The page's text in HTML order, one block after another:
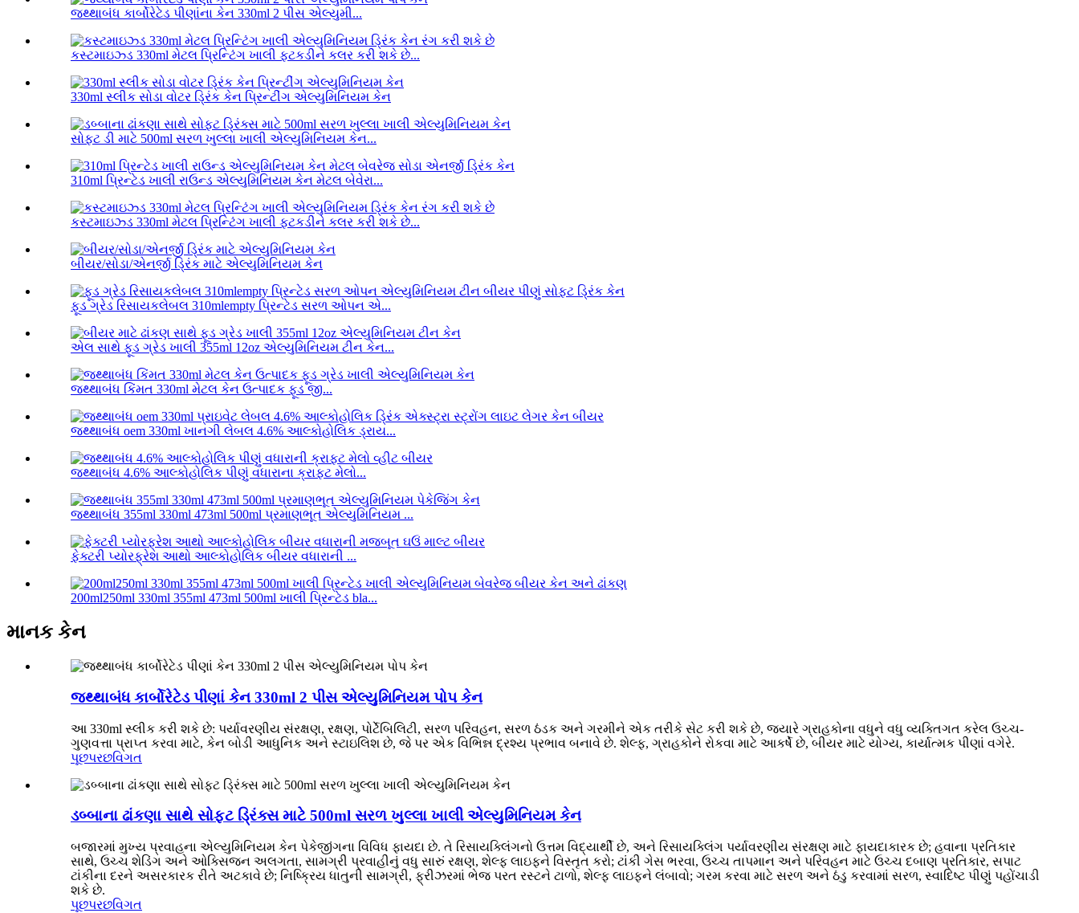
જથ્થાબંધ કાર્બોરેટેડ પીણાંના કેન 330ml 2 પીસ એલ્યુમી...
કસ્ટમાઇઝ્ડ 330ml મેટલ પ્રિન્ટિંગ ખાલી ફટકડીને કલર કરી શકે છે...
330ml સ્લીક સોડા વોટર ડ્રિંક કેન પ્રિન્ટીંગ એલ્યુમિનિયમ કેન
સોફ્ટ ડી માટે 500ml સરળ ખુલ્લા ખાલી એલ્યુમિનિયમ કેન...
310ml પ્રિન્ટેડ ખાલી રાઉન્ડ એલ્યુમિનિયમ કેન મેટલ બેવેરા...
કસ્ટમાઇઝ્ડ 330ml મેટલ પ્રિન્ટિંગ ખાલી ફટકડીને કલર કરી શકે છે...
બીયર/સોડા/એનર્જી ડ્રિંક માટે એલ્યુમિનિયમ કેન
ફૂડ ગ્રેડ રિસાયકલેબલ 310mlempty પ્રિન્ટેડ સરળ ઓપન એ...
એલ સાથે ફૂડ ગ્રેડ ખાલી 355ml 12oz એલ્યુમિનિયમ ટીન કેન...
જથ્થાબંધ કિંમત 330ml મેટલ કેન ઉત્પાદક ફૂડ જી...
જથ્થાબંધ oem 330ml ખાનગી લેબલ 4.6% આલ્કોહોલિક ડ્રાય...
જથ્થાબંધ 4.6% આલ્કોહોલિક પીણું વધારાના ક્રાફ્ટ મેલો...
જથ્થાબંધ 355ml 330ml 473ml 500ml પ્રમાણભૂત એલ્યુમિનિયમ ...
ફેક્ટરી પ્યોરફ્રેશ આથો આલ્કોહોલિક બીયર વધારાની ...
200ml250ml 330ml 355ml 473ml 500ml ખાલી પ્રિન્ટેડ bla...
માનક કેન
જથ્થાબંધ કાર્બોરેટેડ પીણાં કેન 330ml 2 પીસ એલ્યુમિનિયમ પોપ કેન
આ 330ml સ્લીક કરી શકે છે: પર્યાવરણીય સંરક્ષણ, રક્ષણ, પોર્ટેબિલિટી, સરળ પરિવહન, સરળ ઠંડક અને ગરમીને એક તરીકે સેટ કરી શકે છે, જ્યારે ગ્રાહકોના વધુને વધુ વ્યક્તિગત કરેલ ઉચ્ચ-
ગુણવત્તા પ્રાપ્ત કરવા માટે, કેન બોડી આધુનિક અને સ્ટાઇલિશ છે, જે પર એક વિભિન્ન દ્રશ્ય પ્રભાવ બનાવે છે. શેલ્ફ, ગ્રાહકોને રોકવા માટે આકર્ષે છે, બીયર માટે યોગ્ય, કાર્યાત્મક પીણાં વગેરે.
પૂછપરછવિગત
ડબ્બાના ઢાંકણા સાથે સોફ્ટ ડ્રિંક્સ માટે 500ml સરળ ખુલ્લા ખાલી એલ્યુમિનિયમ કેન
બજારમાં મુખ્ય પ્રવાહના એલ્યુમિનિયમ કેન પેકેજીંગના વિવિધ ફાયદા છે. તે રિસાયક્લિંગનો ઉત્તમ વિદ્યાર્થી છે, અને રિસાયક્લિંગ પર્યાવરણીય સંરક્ષણ માટે ફાયદાકારક છે; હવાના પ્રતિકાર
સાથે, ઉચ્ચ શેડિંગ અને ઓક્સિજન અલગતા, સામગ્રી પ્રવાહીનું વધુ સારું રક્ષણ, શેલ્ફ લાઇફને વિસ્તૃત કરો; ટાંકી ગેસ ભરવા, ઉચ્ચ તાપમાન અને પરિવહન માટે ઉચ્ચ દબાણ પ્રતિકાર, સપાટ
ટાંકીના દરને અસરકારક રીતે અટકાવે છે; નિષ્ક્રિય ધાતુની સામગ્રી, ફ્રીઝરમાં ભેજ પરત રસ્ટને ટાળો, શેલ્ફ લાઇફને લંબાવો; ગરમ કરવા માટે સરળ અને ઠંડુ કરવામાં સરળ, સ્વાદિષ્ટ પીણું પહોંચાડી
શકે છે.
પૂછપરછવિગત